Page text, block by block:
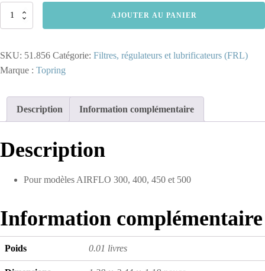
quantité
Dôme
pour
AJOUTER AU PANIER
SKU: 51.856 Catégorie: Filtres, régulateurs et lubrificateurs (FRL)
Marque : Topring
Description Information complémentaire
Description
Pour modèles AIRFLO 300, 400, 450 et 500
Information complémentaire
Poids 0.01 livres